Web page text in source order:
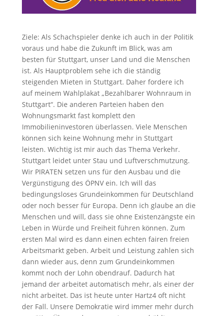
Ziele: Als Schachspieler denke ich auch in der Politik
voraus und habe die Zukunft im Blick, was am
besten für Stuttgart, unser Land und die Menschen
ist. Als Hauptproblem sehe ich die ständig
steigenden Mieten in Stuttgart. Daher fordere ich
auf meinem Wahlplakat „Bezahlbarer Wohnraum in
Stuttgart“. Die anderen Parteien haben den
Wohnungsmarkt fast komplett den
Immobilieninvestoren überlassen. Viele Menschen
können sich keine Wohnung mehr in Stuttgart
leisten. Wichtig ist mir auch das Thema Verkehr.
Stuttgart leidet unter Stau und Luftverschmutzung.
Wir PIRATEN setzen uns für den Ausbau und die
Vergünstigung des ÖPNV ein. Ich will das
bedingungsloses Grundeinkommen für Deutschland
oder noch besser für Europa. Denn ich glaube an die
Menschen und will, dass sie ohne Existenzängste ein
Leben in Würde und Freiheit führen können. Zum
ersten Mal wird es dann einen echten fairen freien
Arbeitsmarkt geben. Arbeit und Leistung zahlen sich
dann wieder aus, denn zum Grundeinkommen
kommt noch der Lohn obendrauf. Dadurch hat
jemand der arbeitet automatisch mehr, als einer der
nicht arbeitet. Das ist heute unter Hartz4 oft nicht
der Fall. Unsere Demokratie wird immer mehr durch